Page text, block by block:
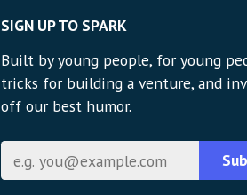
SIGN UP TO SPARK
Built by young people, for young
tricks for building a venture, and
off our best humor.